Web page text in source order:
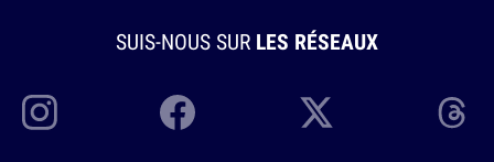
SUIS-NOUS SUR LES RÉSEAUX